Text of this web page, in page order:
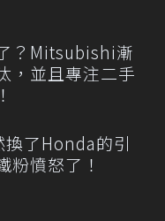
？Mitsubishi漸
，並且專注二手
換了Honda的引
粉憤怒了！